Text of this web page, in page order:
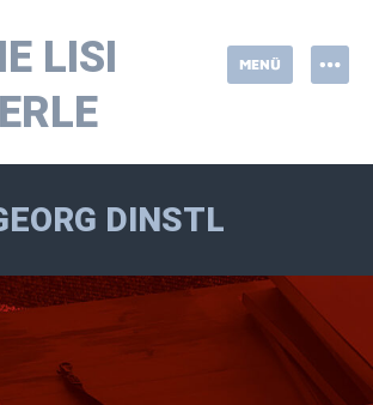
LISI
MENÜ
DINSTL